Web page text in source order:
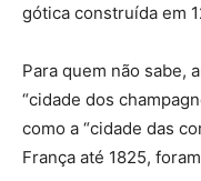
gótica construída em
Para quem não sabe,
“cidade dos
como a “cidade das
França até 1825,